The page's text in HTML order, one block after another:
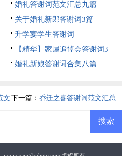
婚礼答谢词范文汇总九篇
关于婚礼新郎答谢词3篇
升学宴学生答谢词
【精华】家属追悼会答谢词3
篇婚礼新娘答谢词合集八篇
文 下一篇： 乔迁之喜答谢词范文汇总